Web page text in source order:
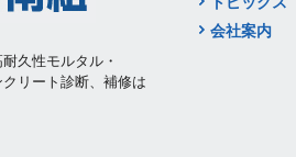
久性モルタル・
リート診断、補修は
会社案内